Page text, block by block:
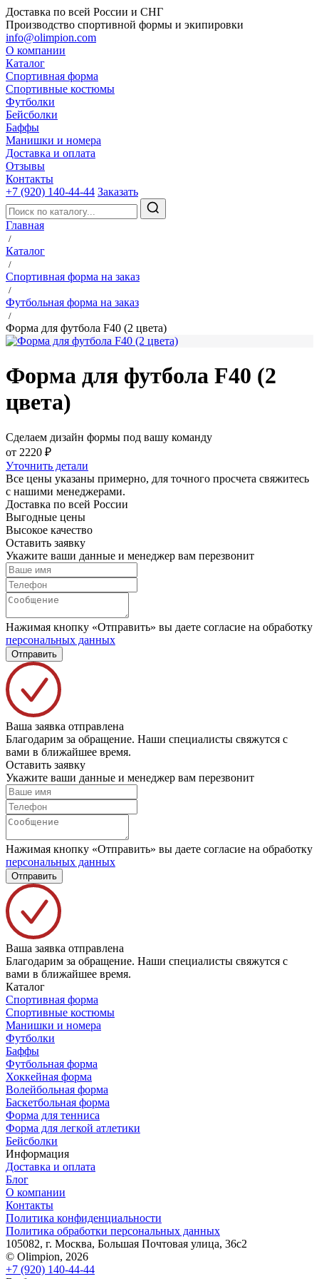
Доставка по всей России и СНГ
Производство спортивной формы и экипировки
info@olimpion.com
О компании
Каталог
Спортивная форма
Спортивные костюмы
Футболки
Бейсболки
Баффы
Манишки и номера
Доставка и оплата
Отзывы
Контакты
+7 (920) 140-44-44 Заказать
Главная
/
Каталог
/
Спортивная форма на заказ
/
Футбольная форма на заказ
/
Форма для футбола F40 (2 цвета)
Форма для футбола F40 (2
цвета)
Сделаем дизайн формы под вашу команду
от 2220 ₽
Уточнить детали
Все цены указаны примерно, для точного просчета свяжитесь
с нашими менеджерами.
Доставка по всей России
Выгодные цены
Высокое качество
Оставить заявку
Укажите ваши данные и менеджер вам перезвонит
Нажимая кнопку «Отправить» вы даете согласие на обработку
персональных данных
Отправить
Ваша заявка отправлена
Благодарим за обращение. Наши специалисты свяжутся с
вами в ближайшее время.
Оставить заявку
Укажите ваши данные и менеджер вам перезвонит
Нажимая кнопку «Отправить» вы даете согласие на обработку
персональных данных
Отправить
Ваша заявка отправлена
Благодарим за обращение. Наши специалисты свяжутся с
вами в ближайшее время.
Каталог
Спортивная форма
Спортивные костюмы
Манишки и номера
Футболки
Баффы
Футбольная форма
Хоккейная форма
Волейбольная форма
Баскетбольная форма
Форма для тенниса
Форма для легкой атлетики
Бейсболки
Информация
Доставка и оплата
Блог
О компании
Контакты
Политика конфиденциальности
Политика обработки персональных данных
105082, г. Москва, Большая Почтовая улица, 36с2
© Olimpion, 2026
+7 (920) 140-44-44